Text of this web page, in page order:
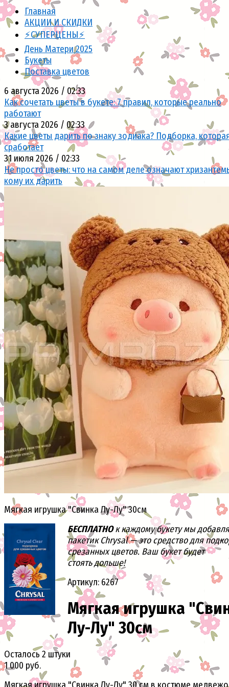
Главная
АКЦИИ И СКИДКИ
⚡СУПЕРЦЕНЫ⚡
День Матери 2025
Букеты
Поставка цветов
6 августа 2026 / 02:33
Как сочетать цветы в букете: 7 правил, которые реально
работают
3 августа 2026 / 02:33
Какие цветы дарить по знаку зодиака? Подборка,
сработает
31 июля 2026 / 02:33
Не просто цветы: что на самом деле означают
кому их дарить
Мягкая игрушка "Свинка Лу-Лу" 30см
БЕСПЛАТНОк каждому букету мы
пакетик Chrysal — это средство для
срезанных цветов. Ваш букет будет
стоять дольше!
Артикул: 6267
Мягкая игрушка
Лу-Лу" 30см
Осталось 2 штуки
1 000 руб.